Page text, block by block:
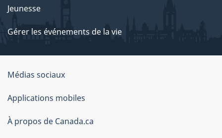
Jeunesse
Gérer les événements de la vie
Organisation
du
gouvernement
du
Médias sociaux
Applications mobiles
À propos de Canada.ca